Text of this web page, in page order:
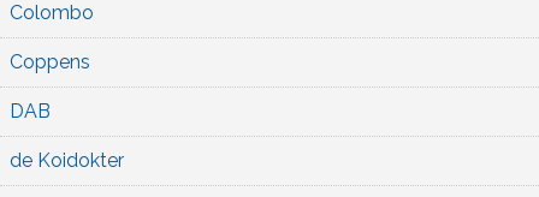
Colombo
Coppens
DAB
de Koidokter